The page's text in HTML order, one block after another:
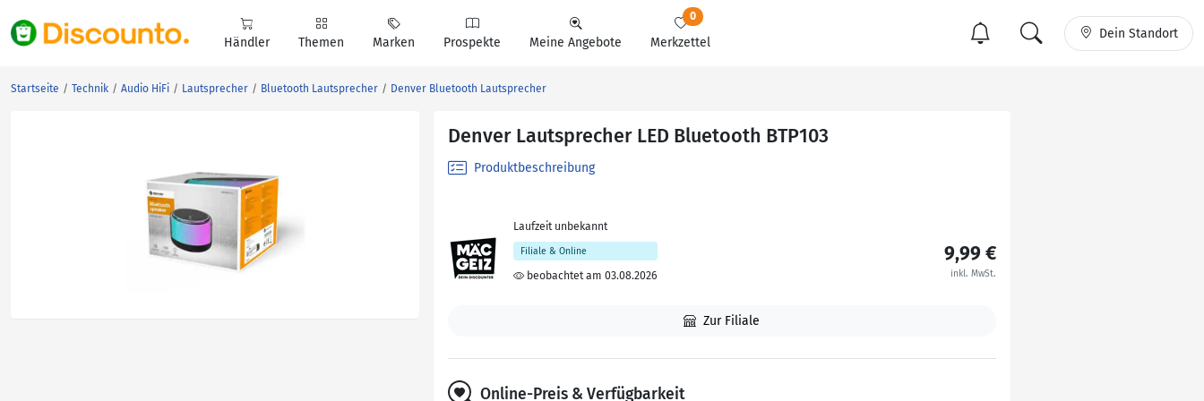
Händler Themen Marken Prospekte Meine Angebote Merkzettel
0
Dein Standort
Startseite Technik Audio HiFi Lautsprecher Bluetooth Lautsprecher Denver Bluetooth Lautsprecher
Denver Lautsprecher LED Bluetooth BTP103
Produktbeschreibung
Laufzeit unbekannt
Filiale & Online
beobachtet am 03.08.2026
9,99 €
inkl. MwSt.
Zur Filiale
Online-Preis & Verfügbarkeit